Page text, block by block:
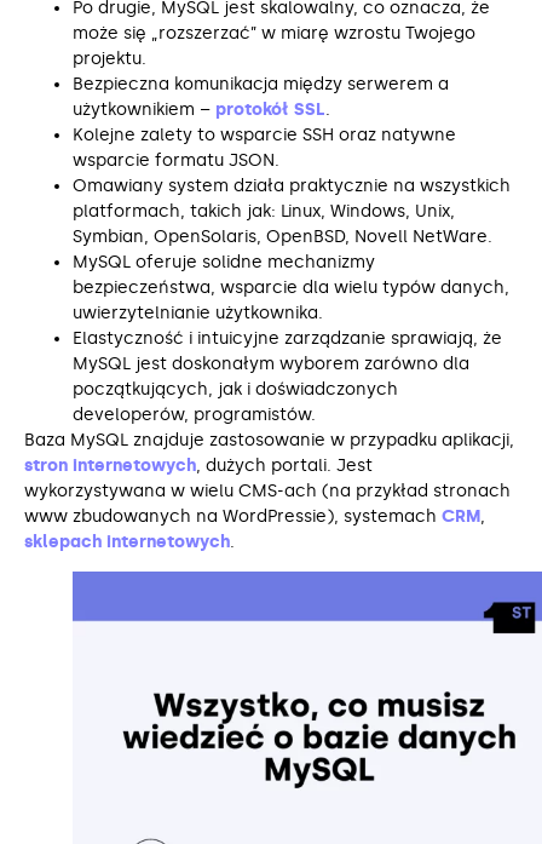
Po drugie, MySQL jest skalowalny, co oznacza, że
może się „rozszerzać” w miarę wzrostu Twojego
projektu.
Bezpieczna komunikacja między serwerem a
użytkownikiem – protokół SSL.
Kolejne zalety to wsparcie SSH oraz natywne
wsparcie formatu JSON.
Omawiany system działa praktycznie na wszystkich
platformach, takich jak: Linux, Windows, Unix,
Symbian, OpenSolaris, OpenBSD, Novell NetWare.
MySQL oferuje solidne mechanizmy
bezpieczeństwa, wsparcie dla wielu typów danych,
uwierzytelnianie użytkownika.
Elastyczność i intuicyjne zarządzanie sprawiają, że
MySQL jest doskonałym wyborem zarówno dla
początkujących, jak i doświadczonych
developerów, programistów.
Baza MySQL znajduje zastosowanie w przypadku aplikacji,
stron internetowych, dużych portali. Jest
wykorzystywana w wielu CMS-ach (na przykład stronach
www zbudowanych na WordPressie), systemach CRM,
sklepach internetowych.